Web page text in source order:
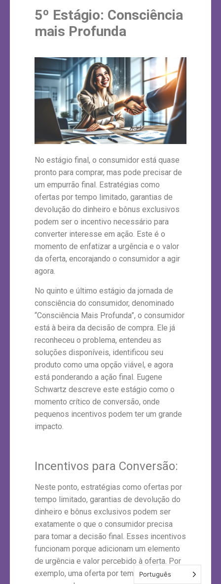
5º Estágio: Consciência
mais Profunda
No estágio final, o consumidor está quase
pronto para comprar, mas pode precisar de
um empurrão final. Estratégias como
ofertas por tempo limitado, garantias de
devolução do dinheiro e bônus exclusivos
podem ser o incentivo necessário para
converter interesse em ação. Este é o
momento de enfatizar a urgência e o valor
da oferta, encorajando o consumidor a agir
agora.
No quinto e último estágio da jornada de
consciência do consumidor, denominado
“Consciência Mais Profunda”, o consumidor
está à beira da decisão de compra. Ele já
reconheceu o problema, entendeu as
soluções disponíveis, identificou seu
produto como uma opção viável, e agora
está ponderando a ação final. Eugene
Schwartz descreve este estágio como o
momento crítico de conversão, onde
pequenos incentivos podem ter um grande
impacto.
Incentivos para Conversão:
Neste ponto, estratégias como ofertas por
tempo limitado, garantias de devolução do
dinheiro e bônus exclusivos podem ser
exatamente o que o consumidor precisa
para tomar a decisão final. Esses incentivos
funcionam porque adicionam um elemento
de urgência e valor percebido à oferta. Por
exemplo, uma oferta por tempo limitado cria
Português